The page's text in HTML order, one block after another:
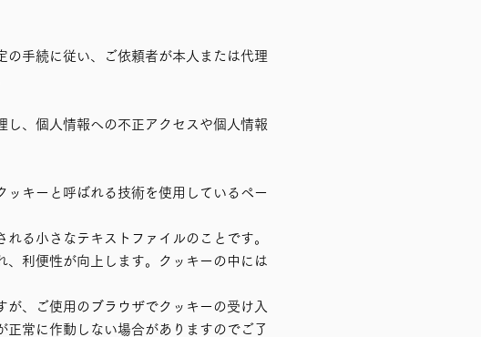
手続に従い、ご依頼者が本人または代理
、個人情報への不正アクセスや個人情報
キーと呼ばれる技術を使用しているペー
る小さなテキストファイルのことです。
、利便性が向上します。クッキーの中には
、ご使用のブラウザでクッキーの受け入
常に作動しない場合がありますのでご了